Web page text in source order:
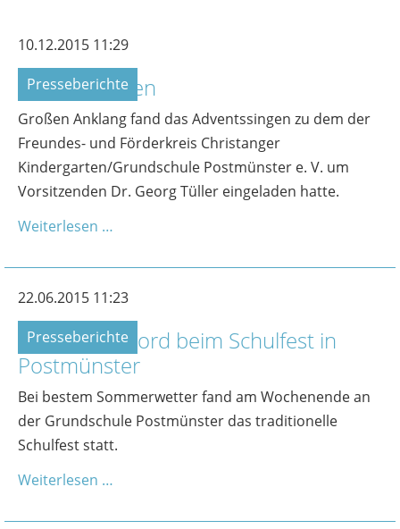
10.12.2015 11:29
Presseberichte
Adventssingen
Großen Anklang fand das Adventssingen zu dem der
Freundes- und Förderkreis Christanger
Kindergarten/Grundschule Postmünster e. V. um
Vorsitzenden Dr. Georg Tüller eingeladen hatte.
Weiterlesen …
22.06.2015 11:23
Presseberichte
Besucherrekord beim Schulfest in
Postmünster
Bei bestem Sommerwetter fand am Wochenende an
der Grundschule Postmünster das traditionelle
Schulfest statt.
Weiterlesen …